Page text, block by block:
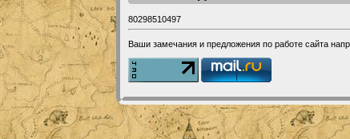
80298510497
Ваши замечания и предложения по работе сайта